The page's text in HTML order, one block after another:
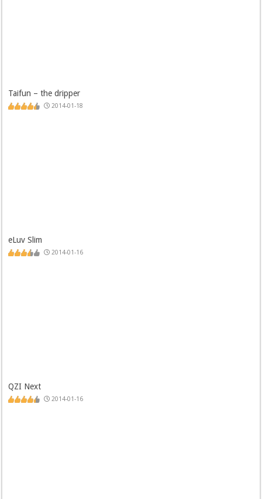
Taifun – the dripper
2014-01-18
eLuv Slim
2014-01-16
QZI Next
2014-01-16